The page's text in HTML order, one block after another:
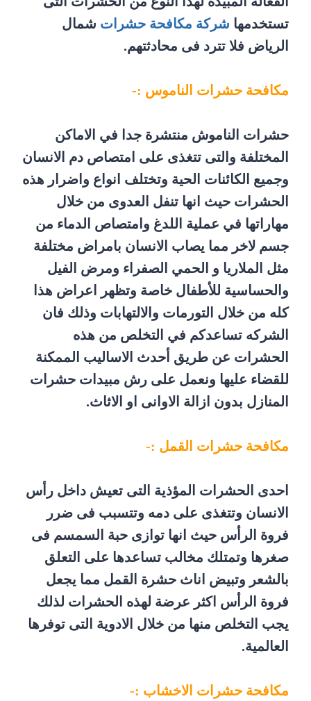
تستخدمها شركة مكافحة حشرات شمال
الرياض فلا تترد فى محادثتهم.
مكافحة حشرات الناموس :-
حشرات الناموش منتشرة جدا في الاماكن
المختلفة والتى تتغذى على امتصاص دم الانسان
وجميع الكائنات الحية وتختلف انواع واضرار هذه
الحشرات حيث انها تنفل العدوى من خلال
مهاراتها في عملية اللدغ وامتصاص الدماء من
جسم لاخر مما يصاب الانسان بامراض مختلفة
مثل الملاريا و الحمي الصفراء ومرض الفيل
والحساسية للأطفال خاصة وتظهر اعراض هذا
كله من خلال التورمات والالتهابات وذلك فان
الشركه تساعدكم في التخلص من هذه
الحشرات عن طريق أحدث الاساليب الممكنة
للقضاء عليها ونعمل على رش مبيدات حشرات
المنازل بدون ازالة الاوانى او الاثاث.
مكافحة حشرات القمل :-
احدى الحشرات المؤذية التى تعيش داخل رأس
الانسان وتتغذى على دمه وتتسبب فى ضرر
فروة الرأس حيث انها توازى حبة السمسم فى
صغرها وتمتلك مخالب تساعدها على التعلق
بالشعر وتبيض اناث حشرة القمل مما يجعل
فروة الرأس اكثر عرضة لهذه الحشرات لذلك
يجب التخلص منها من خلال الادوية التى توفرها
العالمية.
مكافحة حشرات الاخشاب :-